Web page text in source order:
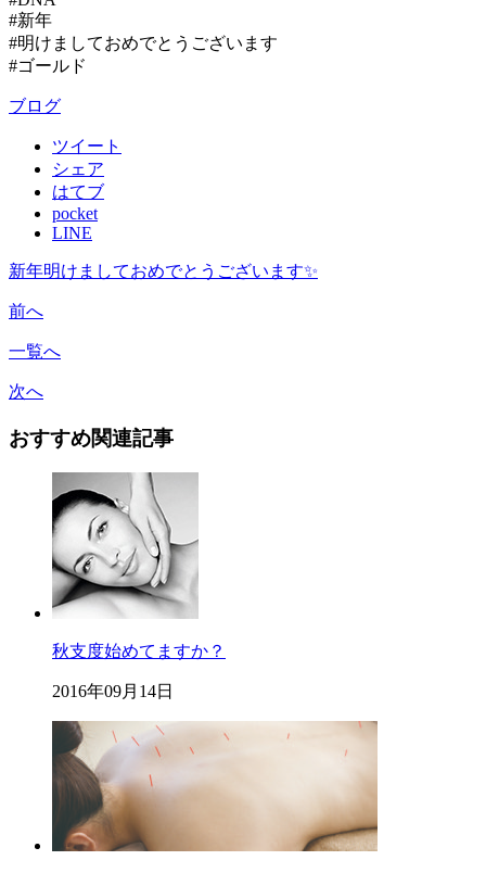
#新年
#明けましておめでとうございます
#ゴールド
ブログ
ツイート
シェア
はてブ
pocket
LINE
新年明けましておめでとうございます✨
前へ
一覧へ
次へ
おすすめ関連記事
秋支度始めてますか？
2016年09月14日